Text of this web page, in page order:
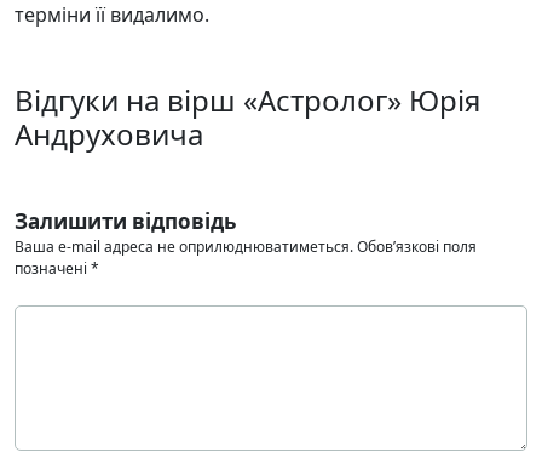
терміни її видалимо.
Відгуки на вірш «Астролог» Юрія
Андруховича
Залишити відповідь
Ваша e-mail адреса не оприлюднюватиметься.Обов’язкові поля
позначені *